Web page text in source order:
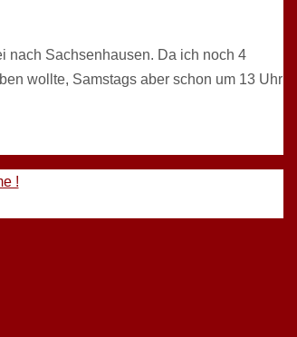
nach Sachsenhausen. Da ich noch 4
wollte, Samstags aber schon um 13 Uhr
!